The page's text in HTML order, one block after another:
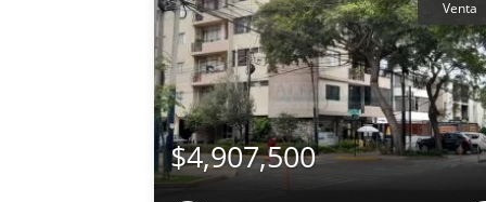
Venta
$4,907,500